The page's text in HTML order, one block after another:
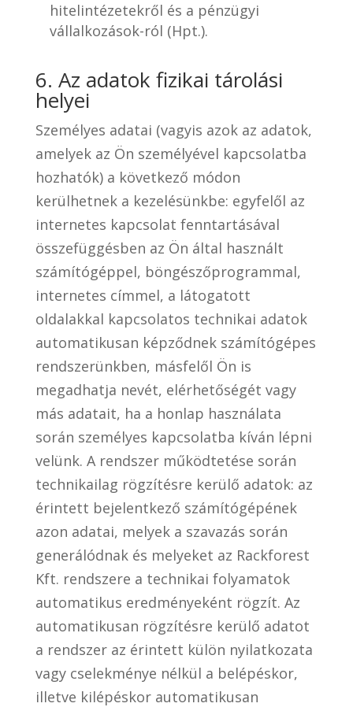
hitelintézetekről és a pénzügyi
vállalkozások-ról (Hpt.).
6. Az adatok fizikai tárolási
helyei
Személyes adatai (vagyis azok az adatok,
amelyek az Ön személyével kapcsolatba
hozhatók) a következő módon
kerülhetnek a kezelésünkbe: egyfelől az
internetes kapcsolat fenntartásával
összefüggésben az Ön által használt
számítógéppel, böngészőprogrammal,
internetes címmel, a látogatott
oldalakkal kapcsolatos technikai adatok
automatikusan képződnek számítógépes
rendszerünkben, másfelől Ön is
megadhatja nevét, elérhetőségét vagy
más adatait, ha a honlap használata
során személyes kapcsolatba kíván lépni
velünk. A rendszer működtetése során
technikailag rögzítésre kerülő adatok: az
érintett bejelentkező számítógépének
azon adatai, melyek a szavazás során
generálódnak és melyeket az Rackforest
Kft. rendszere a technikai folyamatok
automatikus eredményeként rögzít. Az
automatikusan rögzítésre kerülő adatot
a rendszer az érintett külön nyilatkozata
vagy cselekménye nélkül a belépéskor,
illetve kilépéskor automatikusan